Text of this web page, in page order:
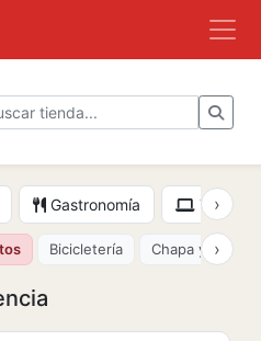
Gastronomía ›
Bicicletería Chapa y pintura
›